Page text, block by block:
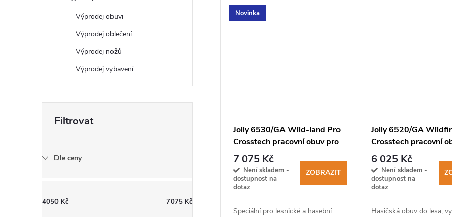
Výprodej obuvi
Výprodej oblečení
Výprodej nožů
Výprodej vybavení
Dle ceny
4050 Kč 7075 Kč
Novinka
Jolly 6530/GA Wild-land Pro
Crosstech pracovní obuv pro
lesníky
7 075 Kč
Není skladem -
dostupnost na
dotaz
ZOBRAZIT
Speciální pro lesnické a hasební
Jolly 6520/GA
Crosstech pracovní
záchranáře a lesníky
15090:2012 F2A HI3
SRC
6 025 Kč
Není skladem -
dostupnost na
dotaz
Hasičská obuv do lesa,